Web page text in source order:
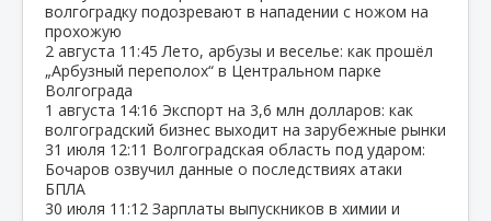
волгоградку подозревают в нападении с ножом на
прохожую
2 августа 11:45 Лето, арбузы и веселье: как прошёл
„Арбузный переполох“ в Центральном парке
Волгограда
1 августа 14:16 Экспорт на 3,6 млн долларов: как
волгоградский бизнес выходит на зарубежные рынки
31 июля 12:11 Волгоградская область под ударом:
Бочаров озвучил данные о последствиях атаки
БПЛА
30 июля 11:12 Зарплаты выпускников в химии и